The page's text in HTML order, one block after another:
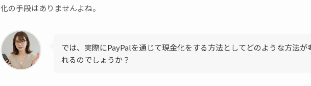
化の手段はありませんよね。
では、実際にPayPalを通じて現金化をする方法としてどのような方法が
れるのでしょうか？